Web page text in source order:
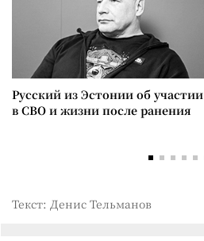
Русский из Эстонии об участии
в СВО и жизни после ранения
Текст: Денис Тельманов